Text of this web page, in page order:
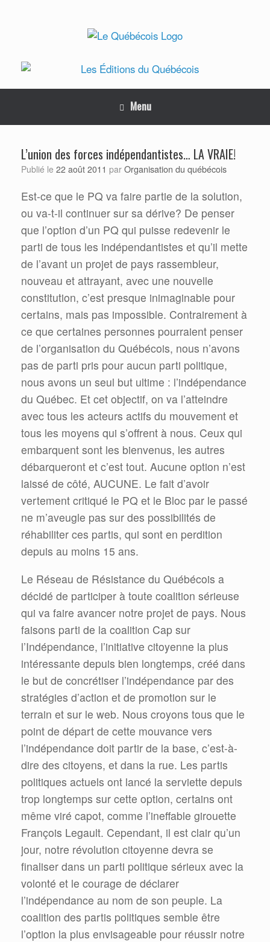
Menu
L’union des forces indépendantistes… LA VRAIE!
Publié le 22 août 2011 par Organisation du québécois
Est-ce que le PQ va faire partie de la solution,
ou va-t-il continuer sur sa dérive? De penser
que l’option d’un PQ qui puisse redevenir le
parti de tous les indépendantistes et qu’il mette
de l’avant un projet de pays rassembleur,
nouveau et attrayant, avec une nouvelle
constitution, c’est presque inimaginable pour
certains, mais pas impossible. Contrairement à
ce que certaines personnes pourraient penser
de l’organisation du Québécois, nous n’avons
pas de parti pris pour aucun parti politique,
nous avons un seul but ultime : l’indépendance
du Québec. Et cet objectif, on va l’atteindre
avec tous les acteurs actifs du mouvement et
tous les moyens qui s’offrent à nous. Ceux qui
embarquent sont les bienvenus, les autres
débarqueront et c’est tout. Aucune option n’est
laissé de côté, AUCUNE. Le fait d’avoir
vertement critiqué le PQ et le Bloc par le passé
ne m’aveugle pas sur des possibilités de
réhabiliter ces partis, qui sont en perdition
depuis au moins 15 ans.
Le Réseau de Résistance du Québécois a
décidé de participer à toute coalition sérieuse
qui va faire avancer notre projet de pays. Nous
faisons parti de la coalition Cap sur
l’Indépendance, l’initiative citoyenne la plus
intéressante depuis bien longtemps, créé dans
le but de concrétiser l’indépendance par des
stratégies d’action et de promotion sur le
terrain et sur le web. Nous croyons tous que le
point de départ de cette mouvance vers
l’indépendance doit partir de la base, c’est-à-
dire des citoyens, et dans la rue. Les partis
politiques actuels ont lancé la serviette depuis
trop longtemps sur cette option, certains ont
même viré capot, comme l’ineffable girouette
François Legault. Cependant, il est clair qu’un
jour, notre révolution citoyenne devra se
finaliser dans un parti politique sérieux avec la
volonté et le courage de déclarer
l’indépendance au nom de son peuple. La
coalition des partis politiques semble être
l’option la plus envisageable pour réussir notre